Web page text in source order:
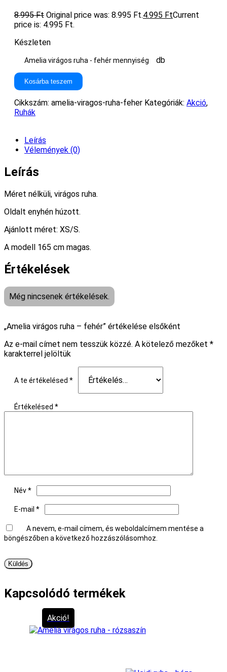
8.995Ft Original price was: 8.995 Ft.4.995 FtCurrent
price is: 4.995 Ft.
Készleten
Amelia virágos ruha - fehér mennyiség db
Kosárba teszem
Cikkszám: amelia-viragos-ruha-feher Kategóriák: Akció,
Ruhák
Leírás
Vélemények (0)
Leírás
Méret nélküli, virágos ruha.
Oldalt enyhén húzott.
Ajánlott méret: XS/S.
A modell 165 cm magas.
Értékelések
Még nincsenek értékelések.
„Amelia virágos ruha – fehér” értékelése elsőként
Az e-mail címet nem tesszük közzé. A kötelező mezőket *
karakterrel jelöltük
A te értékelésed *
Értékelésed *
Név*
E-mail *
A nevem, e-mail címem, és weboldalcímem mentése a
böngészőben a következő hozzászólásomhoz.
Kapcsolódó termékek
Akció!